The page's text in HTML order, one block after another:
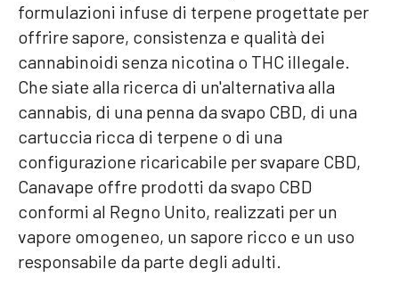
formulazioni infuse di terpene progettate per
offrire sapore, consistenza e qualità dei
cannabinoidi senza nicotina o THC illegale.
Che siate alla ricerca di un'alternativa alla
cannabis, di una penna da svapo CBD, di una
cartuccia ricca di terpene o di una
configurazione ricaricabile per svapare CBD,
Canavape offre prodotti da svapo CBD
conformi al Regno Unito, realizzati per un
vapore omogeneo, un sapore ricco e un uso
responsabile da parte degli adulti.